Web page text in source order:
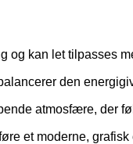
og kan let tilpasses
den
atmosfære, der
et moderne,